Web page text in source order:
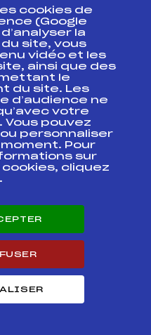
/ U21 /
FFS
–
U21
FFS
SAMSE
TOUR
/ SENIOR
FFS
DE
TOUR
FFS
cookies de
(Google
la
site, vous
vidéo et les
ainsi que des
le
du site. Les
d’audience ne
votre
pouvez
personnaliser
Pour
sur
cliquez
.